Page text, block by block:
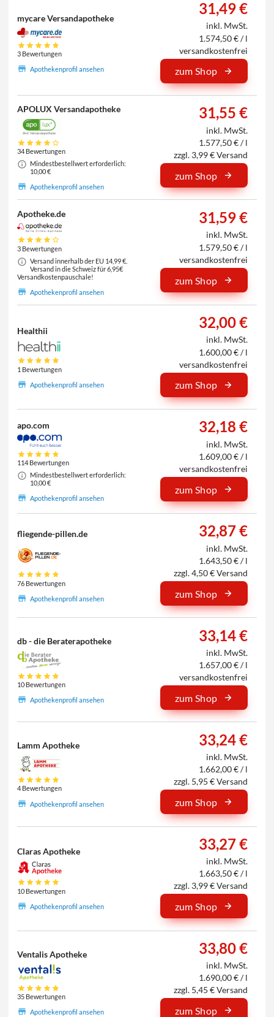
mycare Versandapotheke
3 Bewertungen
Apothekenprofil ansehen
31,49 €
inkl. MwSt.
1.574,50 € / l
versandkostenfrei
zum Shop
APOLUX Versandapotheke
34 Bewertungen
Mindestbestellwert erforderlich:
10,00 €
Apothekenprofil ansehen
31,55 €
inkl. MwSt.
1.577,50 € / l
zzgl. 3,99 € Versand
zum Shop
Apotheke.de
3 Bewertungen
Versand innerhalb der EU 14,99 €.
Versand in die Schweiz für 6,95€
Versandkostenpauschale!
Apothekenprofil ansehen
31,59 €
inkl. MwSt.
1.579,50 € / l
versandkostenfrei
zum Shop
Healthii
1 Bewertungen
Apothekenprofil ansehen
32,00 €
inkl. MwSt.
1.600,00 € / l
versandkostenfrei
zum Shop
apo.com
114 Bewertungen
Mindestbestellwert erforderlich:
10,00 €
Apothekenprofil ansehen
32,18 €
inkl. MwSt.
1.609,00 € / l
versandkostenfrei
zum Shop
fliegende-pillen.de
76 Bewertungen
Apothekenprofil ansehen
32,87 €
inkl. MwSt.
1.643,50 € / l
zzgl. 4,50 € Versand
zum Shop
db - die Beraterapotheke
10 Bewertungen
Apothekenprofil ansehen
33,14 €
inkl. MwSt.
1.657,00 € / l
versandkostenfrei
zum Shop
Lamm Apotheke
4 Bewertungen
Apothekenprofil ansehen
33,24 €
inkl. MwSt.
1.662,00 € / l
zzgl. 5,95 € Versand
zum Shop
Claras Apotheke
10 Bewertungen
Apothekenprofil ansehen
33,27 €
inkl. MwSt.
1.663,50 € / l
zzgl. 3,99 € Versand
zum Shop
Ventalis Apotheke
35 Bewertungen
Apothekenprofil ansehen
33,80 €
inkl. MwSt.
1.690,00 € / l
zzgl. 5,45 € Versand
zum Shop